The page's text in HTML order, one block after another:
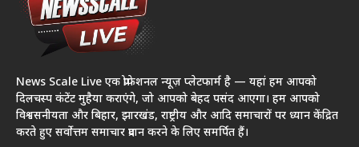
News Scale Live एक प्रोफेशनल न्यूज़ प्लेटफार्म है — यहां हम आपको
दिलचस्प कंटेंट मुहैया कराएंगे, जो आपको बेहद पसंद आएगा। हम आपको
विश्वसनीयता और बिहार, झारखंड, राष्ट्रीय और आदि समाचारों पर ध्यान केंद्रित
करते हुए सर्वोत्तम समाचार प्रदान करने के लिए समर्पित हैं।